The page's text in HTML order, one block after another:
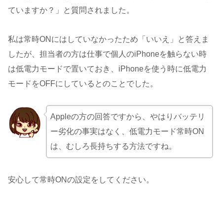
ていますか？」と質問されました。
私は常時ONにはしていなかったため「いいえ」と答えま
したが、担当者の方は仕事で個人のiPhoneを触らない時
は低電力モードで置いておき、iPhoneを使う時に低電力
モードをOFFにしているとのことでした。
Appleの方の回答ですから、やはりバッテリ
ー劣化の事実はなく、低電力モード常時ON
は、むしろ長持ちする方法ですね。
安心して常時ONの設定をしてください。